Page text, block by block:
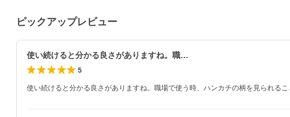
ピックアップレビュー
使い続けると分かる良さがありますね。職…
5
使い続けると分かる良さがありますね。職場で使う時、ハンカチの柄を見られる